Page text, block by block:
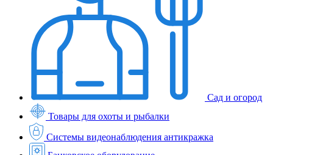
Сад и огород
Товары для охоты и рыбалки
Системы видеонаблюдения антикражка